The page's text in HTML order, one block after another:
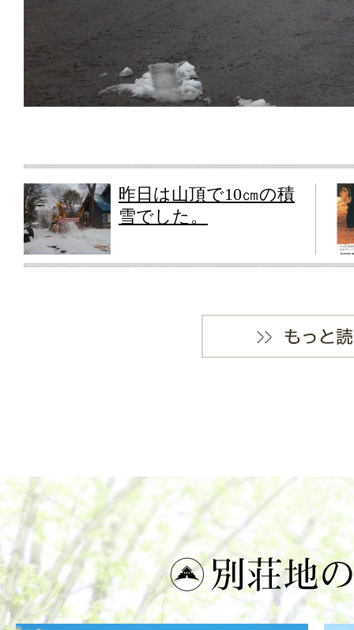
昨日は山頂で10㎝の積
雪でした。